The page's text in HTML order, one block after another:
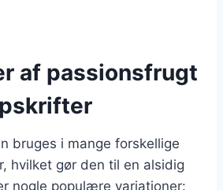
af passionsfrugt
bruges i mange forskellige
hvilket gør den til en alsidig
nogle populære variationer: